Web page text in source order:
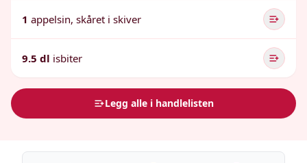
1 appelsin, skåret i skiver
9.5 dl isbiter
Legg alle i handlelisten